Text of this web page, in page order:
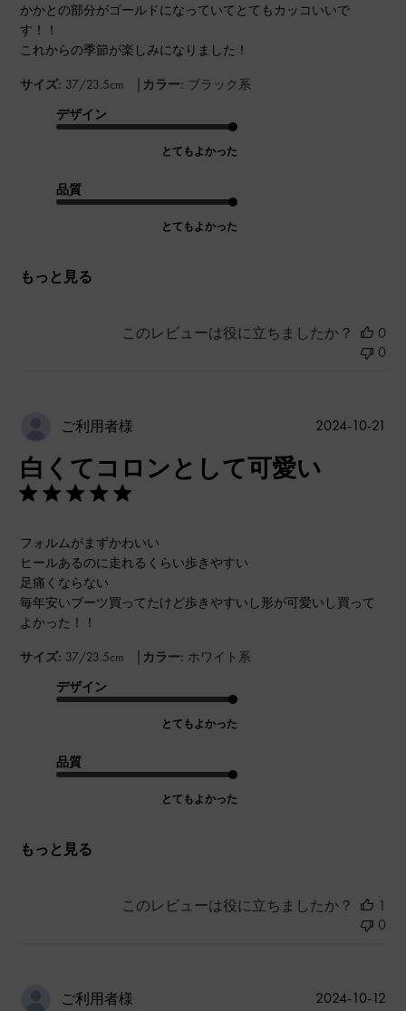
かかとの部分がゴールドになっていてとてもカッコいいで
す！！
これからの季節が楽しみになりました！
サイズ: 37/23.5cm | カラー: ブラック系
デザイン
とてもよかった
品質
とてもよかった
もっと見る
このレビューは役に立ちましたか？
0
0
ご利用者様
白くてコロンとして可愛い
フォルムがまずかわいい
ヒールあるのに走れるくらい歩きやすい
足痛くならない
毎年安いブーツ買ってたけど歩きやすいし形が可愛いし買って
よかった！！
サイズ: 37/23.5cm | カラー: ホワイト系
デザイン
とてもよかった
品質
とてもよかった
もっと見る
2024-10-21
このレビューは役に立ちましたか？
1
0
ご利用者様
公
2024-10-12